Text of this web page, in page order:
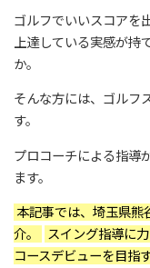
ゴルフでいいスコアを
上達している実感が持
か。
そんな方には、ゴルフ
す。
プロコーチによる指導
ます。
本記事では、埼玉県熊
介。
スイング指導に
コースデビューを目指